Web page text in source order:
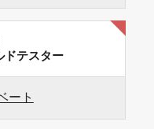
ドテスター
ート